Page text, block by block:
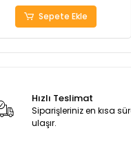
Sepete Ekle
Hızlı Teslimat
Siparişleriniz en kısa
ulaşır.